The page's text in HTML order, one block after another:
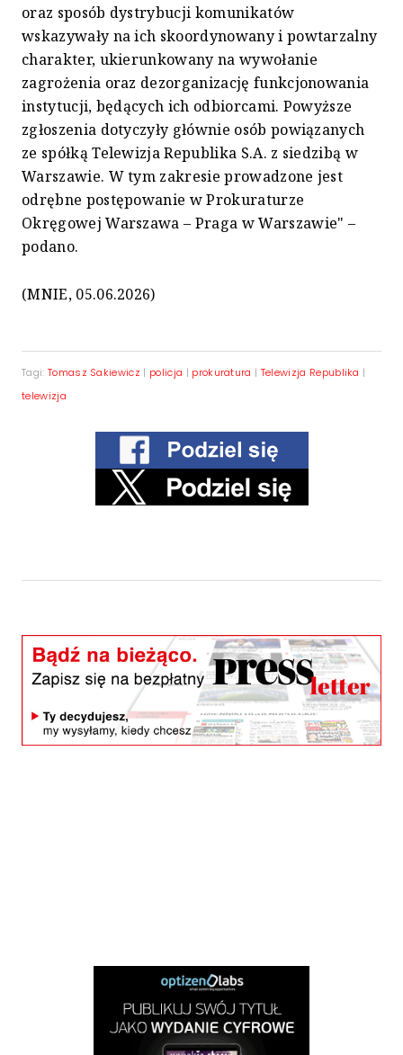
oraz sposób dystrybucji komunikatów
wskazywały na ich skoordynowany i powtarzalny
charakter, ukierunkowany na wywołanie
zagrożenia oraz dezorganizację funkcjonowania
instytucji, będących ich odbiorcami. Powyższe
zgłoszenia dotyczyły głównie osób powiązanych
ze spółką Telewizja Republika S.A. z siedzibą w
Warszawie. W tym zakresie prowadzone jest
odrębne postępowanie w Prokuraturze
Okręgowej Warszawa – Praga w Warszawie" –
podano.
(MNIE, 05.06.2026)
Tagi: Tomasz Sakiewicz | policja | prokuratura | Telewizja Republika |
telewizja